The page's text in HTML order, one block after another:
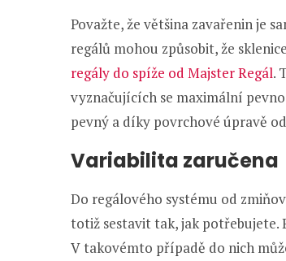
Považte, že většina zavařenin je
regálů mohou způsobit, že
regály do spíže od Majster Regál.
vyznačujících se maximální
pevný a díky povrchové úpravě
Variabilita zaručena
Do regálového systému od
totiž sestavit tak, jak potřebujete.
V takovémto případě do nich